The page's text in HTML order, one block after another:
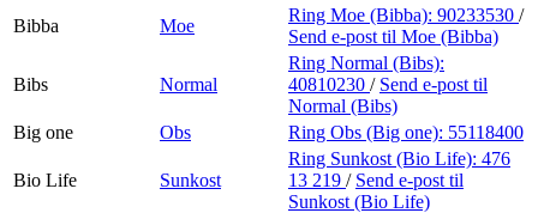
Bibba
Moe
Ring Moe (Bibba): 90233530 /
Send e-post til Moe (Bibba)
Bibs Normal
Ring Normal (Bibs):
40810230 / Send e-post til
Normal (Bibs)
Big one
Obs Ring Obs (Big one): 55118400
Bio Life Sunkost
Ring Sunkost (Bio Life): 476
13 219 / Send e-post til
Sunkost (Bio Life)